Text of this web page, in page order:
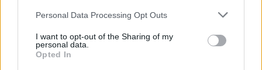
Personal Data Processing Opt Outs
I want to opt-out of the Sharing of my
personal data.
Opted In
concerto di Capodanno al
Colosseo, di Venditti e Zero
Assoluto (alle 21).
31/12/2009